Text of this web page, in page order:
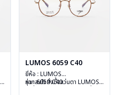
LUMOS 6059 C40
ยี่ห้อ : LUMOS
รุ่น : 6059 C40
หากสนใจสั่งชื้อแว่นตา LUMOS